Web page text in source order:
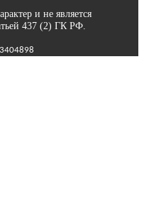
и не является
437 (2) ГК РФ.